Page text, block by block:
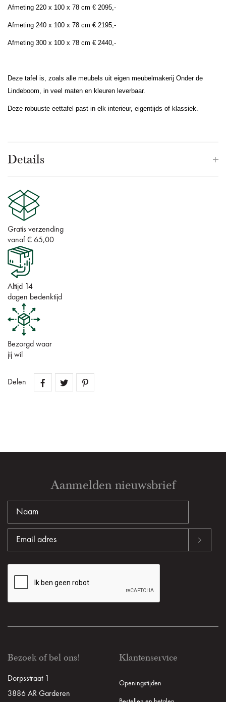
Afmeting 220 x 100 x 78 cm € 2095,-
Afmeting 240 x 100 x 78 cm € 2195,-
Afmeting 300 x 100 x 78 cm € 2440,-
Deze tafel is, zoals alle meubels uit eigen meubelmakerij Onder de
Lindeboom, in veel maten en kleuren leverbaar.
Deze robuuste eettafel past in elk interieur, eigentijds of klassiek.
Details
Gratis verzending
vanaf € 65,00
Altijd 14
dagen bedenktijd
Bezorgd waar
jij wil
Delen
Aanmelden nieuwsbrief
Bezoek of bel ons!
Dorpsstraat 1
3886 AR Garderen
Klantenservice
Openingstijden